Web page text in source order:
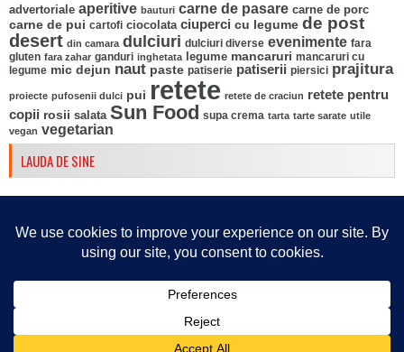
advertoriale aperitive bauturi carne de pasare carne de porc
carne de pui cartofi ciocolata ciuperci cu legume de post
desert din camara dulciuri dulciuri diverse evenimente fara
gluten fara zahar ganduri inghetata legume mancaruri mancaruri cu
legume mic dejun naut paste patiserie patiserii piersici prajitura
proiecte pufosenii dulci pui retete retete de craciun retete pentru
copii rosii salata Sun Food supa crema tarta tarte sarate utile
vegan vegetarian
LAUDA DE SINE
Retete culinare din Tara bucatelor